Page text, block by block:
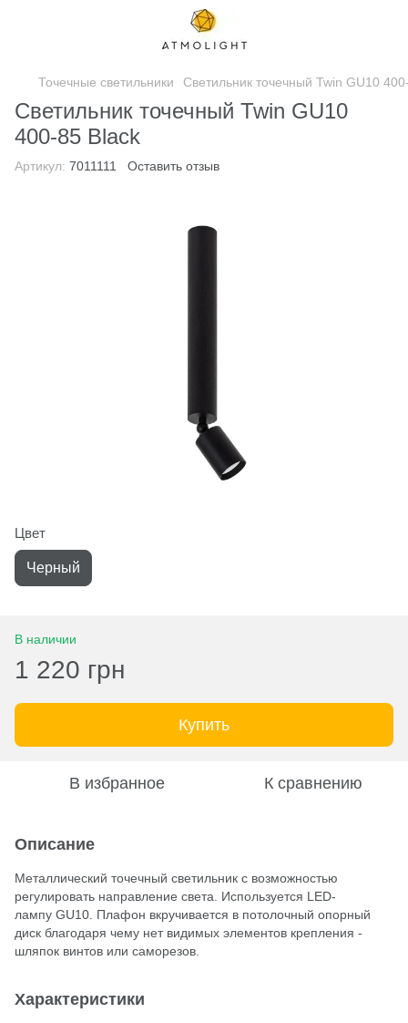
Точечные светильники Светильник точечный Twin GU10
Светильник точечный Twin GU10
400-85 Black
Артикул: 7011111 Оставить отзыв
Цвет
Черный
В наличии
1 220 грн
Купить
В избранное К сравнению
Описание
Металлический точечный светильник с возможностью
регулировать направление света. Используется LED-
лампу GU10. Плафон вкручивается в потолочный опорный
диск благодаря чему нет видимых элементов крепления -
шляпок винтов или саморезов.
Характеристики